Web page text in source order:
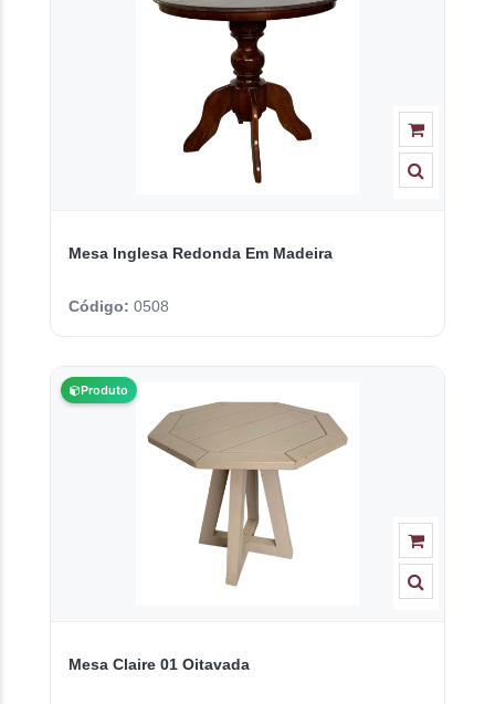
Mesa Inglesa Redonda Em Madeira
Código: 0508
Produto
Mesa Claire 01 Oitavada